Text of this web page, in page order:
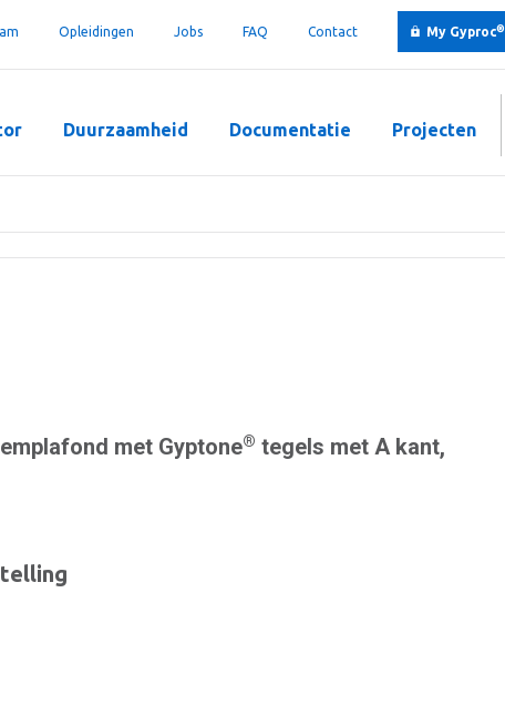
Opleidingen Jobs FAQ Contact My Gyproc®
Duurzaamheid Documentatie Projecten
met Gyptone® tegels met A kant,